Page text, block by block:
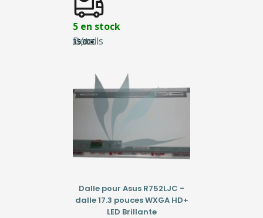
Détails
5 en stock
35,00€
Dalle pour Asus R752LJC -
dalle 17.3 pouces WXGA HD+
LED Brillante